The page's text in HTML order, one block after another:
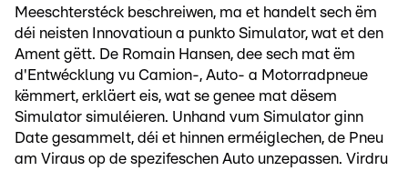
Meeschterstéck beschreiwen, ma et handelt sech ëm
déi neisten Innovatioun a punkto Simulator, wat et den
Ament gëtt. De Romain Hansen, dee sech mat ëm
d'Entwécklung vu Camion-, Auto- a Motorradpneue
këmmert, erkläert eis, wat se genee mat dësem
Simulator simuléieren. Unhand vum Simulator ginn
Date gesammelt, déi et hinnen erméiglechen, de Pneu
am Viraus op de spezifeschen Auto unzepassen. Virdru